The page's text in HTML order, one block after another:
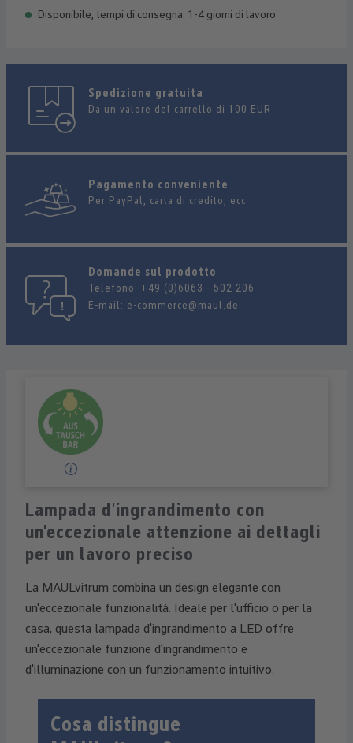
Disponibile, tempi di consegna: 1-4 giorni di lavoro
Spedizione gratuita
Da un valore del carrello di 100 EUR
Pagamento conveniente
Per PayPal, carta di credito, ecc.
Domande sul prodotto
Telefono: +49 (0)6063 - 502 206
E-mail: e-commerce@maul.de
Lampada d'ingrandimento con
un'eccezionale attenzione ai dettagli
per un lavoro preciso
La MAULvitrum combina un design elegante con
un'eccezionale funzionalità. Ideale per l'ufficio o per la
casa, questa lampada d'ingrandimento a LED offre
un'eccezionale funzione d'ingrandimento e
d'illuminazione con un funzionamento intuitivo.
Cosa distingue